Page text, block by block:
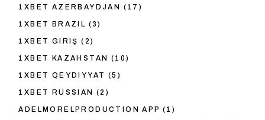
1XBET AZERBAYDJAN (17)
1XBET BRAZIL (3)
1XBET GIRIŞ (2)
1XBET KAZAHSTAN (10)
1XBET QEYDIYYAT (5)
1XBET RUSSIAN (2)
ADELMORELPRODUCTION APP (1)